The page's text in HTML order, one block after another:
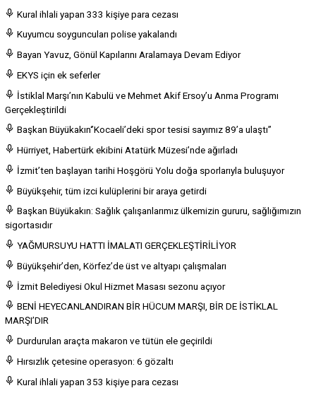
Kural ihlali yapan 333 kişiye para cezası
Kuyumcu soyguncuları polise yakalandı
Bayan Yavuz, Gönül Kapılarını Aralamaya Devam Ediyor
EKYS için ek seferler
İstiklal Marşı’nın Kabulü ve Mehmet Akif Ersoy’u Anma Programı
Gerçekleştirildi
Başkan Büyükakın‘’Kocaeli’deki spor tesisi sayımız 89’a ulaştı’’
Hürriyet, Habertürk ekibini Atatürk Müzesi’nde ağırladı
İzmit’ten başlayan tarihi Hoşgörü Yolu doğa sporlarıyla buluşuyor
Büyükşehir, tüm izci kulüplerini bir araya getirdi
Başkan Büyükakın: Sağlık çalışanlarımız ülkemizin gururu, sağlığımızın
sigortasıdır
YAĞMURSUYU HATTI İMALATI GERÇEKLEŞTİRİLİYOR
Büyükşehir’den, Körfez’de üst ve altyapı çalışmaları
İzmit Belediyesi Okul Hizmet Masası sezonu açıyor
BENİ HEYECANLANDIRAN BİR HÜCUM MARŞI, BİR DE İSTİKLAL
MARŞI’DIR
Durdurulan araçta makaron ve tütün ele geçirildi
Hırsızlık çetesine operasyon: 6 gözaltı
Kural ihlali yapan 353 kişiye para cezası